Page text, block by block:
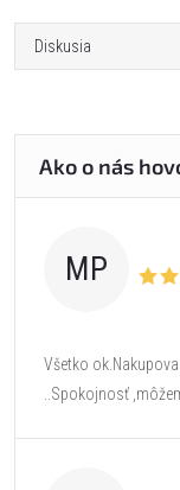
Diskusia
MP
Všetko
..Spokojnosť